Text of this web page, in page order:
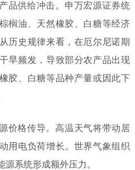
品供给冲击。申万宏源证券统
榈油、天然橡胶、白糖等经济
历史规律来看，在厄尔尼诺期
旱频发，导致部分农产品出现
胶、白糖等品种产量或因此下
价格传导。高温天气将带动居
用电负荷增长。世界气象组织
系统形成额外压力。